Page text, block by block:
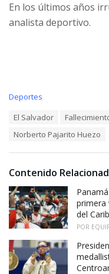
En los últimos años
analista deportivo.
C
i
s
:
Deportes
El Salvador
Norberto Pajarito Huezo
Contenido
primera
del
POR